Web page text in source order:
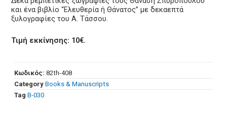
και ένα βιβλίο “Ελευθερία ή Θάνατος” με δεκαεπτά
ξυλογραφίες του Α. Τάσσου.
Τιμή εκκίνησης: 10€.
Κωδικός: 82th-408
Category Books & Manuscripts
Tag Β-030